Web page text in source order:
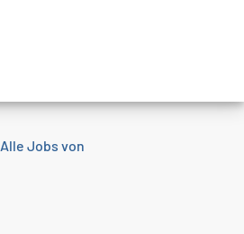
Alle Jobs von